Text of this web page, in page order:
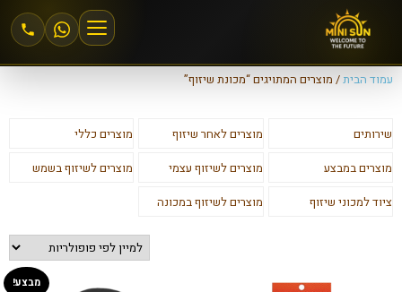
אזור אישי
מחירים וחבילות
עמוד הבית/ מוצרים המתויגים “מכונת שיזוף”
שירותים מוצרים לאחר שיזוף
מוצרים כללי
מוצרים במבצע
מוצרים לשיזוף עצמי
מוצרים לשיזוף בשמש
ציוד למכוני שיזוף
מוצרים לשיזוף במכונה
מבצע!